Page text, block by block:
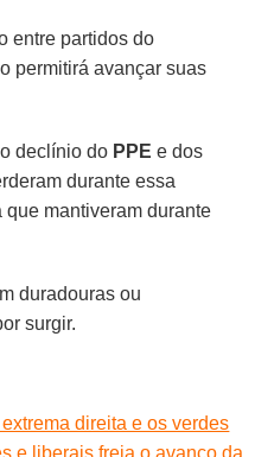
entre partidos do
permitirá avançar suas
declínio do PPE e dos
durante essa
mantiveram durante
duradouras ou
surgir.
direita e os verdes
e liberais freia o avanço da